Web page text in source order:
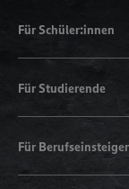
Für Schüler:innen
Für Studierende
Für